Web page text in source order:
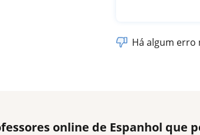
Há algum erro
online de Espanhol que